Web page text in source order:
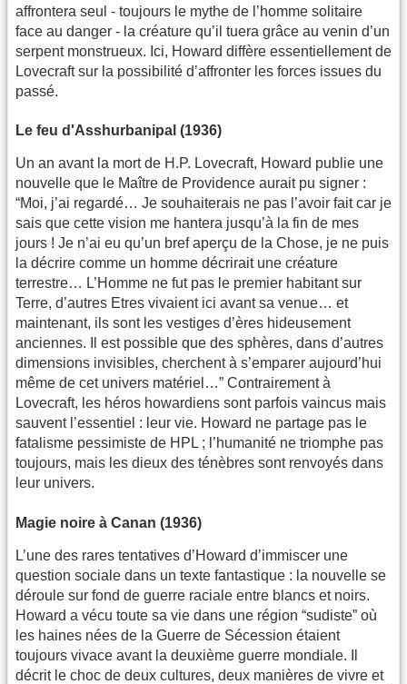
affrontera seul - toujours le mythe de l’homme solitaire
face au danger - la créature qu’il tuera grâce au venin d’un
serpent monstrueux. Ici, Howard diffère essentiellement de
Lovecraft sur la possibilité d’affronter les forces issues du
passé.
Le feu d'Asshurbanipal (1936)
Un an avant la mort de H.P. Lovecraft, Howard publie une
nouvelle que le Maître de Providence aurait pu signer :
“Moi, j’ai regardé… Je souhaiterais ne pas l’avoir fait car je
sais que cette vision me hantera jusqu’à la fin de mes
jours ! Je n’ai eu qu’un bref aperçu de la Chose, je ne puis
la décrire comme un homme décrirait une créature
terrestre… L’Homme ne fut pas le premier habitant sur
Terre, d’autres Etres vivaient ici avant sa venue… et
maintenant, ils sont les vestiges d’ères hideusement
anciennes. Il est possible que des sphères, dans d’autres
dimensions invisibles, cherchent à s’emparer aujourd’hui
même de cet univers matériel…” Contrairement à
Lovecraft, les héros howardiens sont parfois vaincus mais
sauvent l’essentiel : leur vie. Howard ne partage pas le
fatalisme pessimiste de HPL ; l’humanité ne triomphe pas
toujours, mais les dieux des ténèbres sont renvoyés dans
leur univers.
Magie noire à Canan (1936)
L’une des rares tentatives d’Howard d’immiscer une
question sociale dans un texte fantastique : la nouvelle se
déroule sur fond de guerre raciale entre blancs et noirs.
Howard a vécu toute sa vie dans une région “sudiste” où
les haines nées de la Guerre de Sécession étaient
toujours vivace avant la deuxième guerre mondiale. Il
décrit le choc de deux cultures, deux manières de vivre et